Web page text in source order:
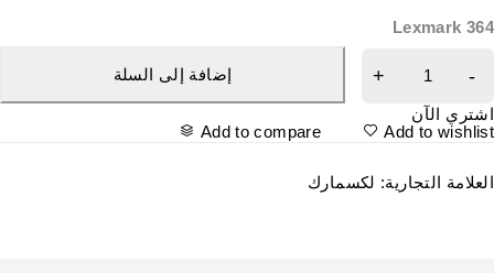
Lexmark
إضافة إلى السلة
الآن
Add to
Add to compare
التجارية: لكسمارك